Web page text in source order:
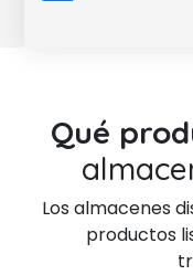
Qué
Los almacenes
productos